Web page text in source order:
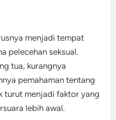
menjadi tempat
pelecehan seksual.
tua, kurangnya
pemahaman tentang
turut menjadi faktor yang
lebih awal.